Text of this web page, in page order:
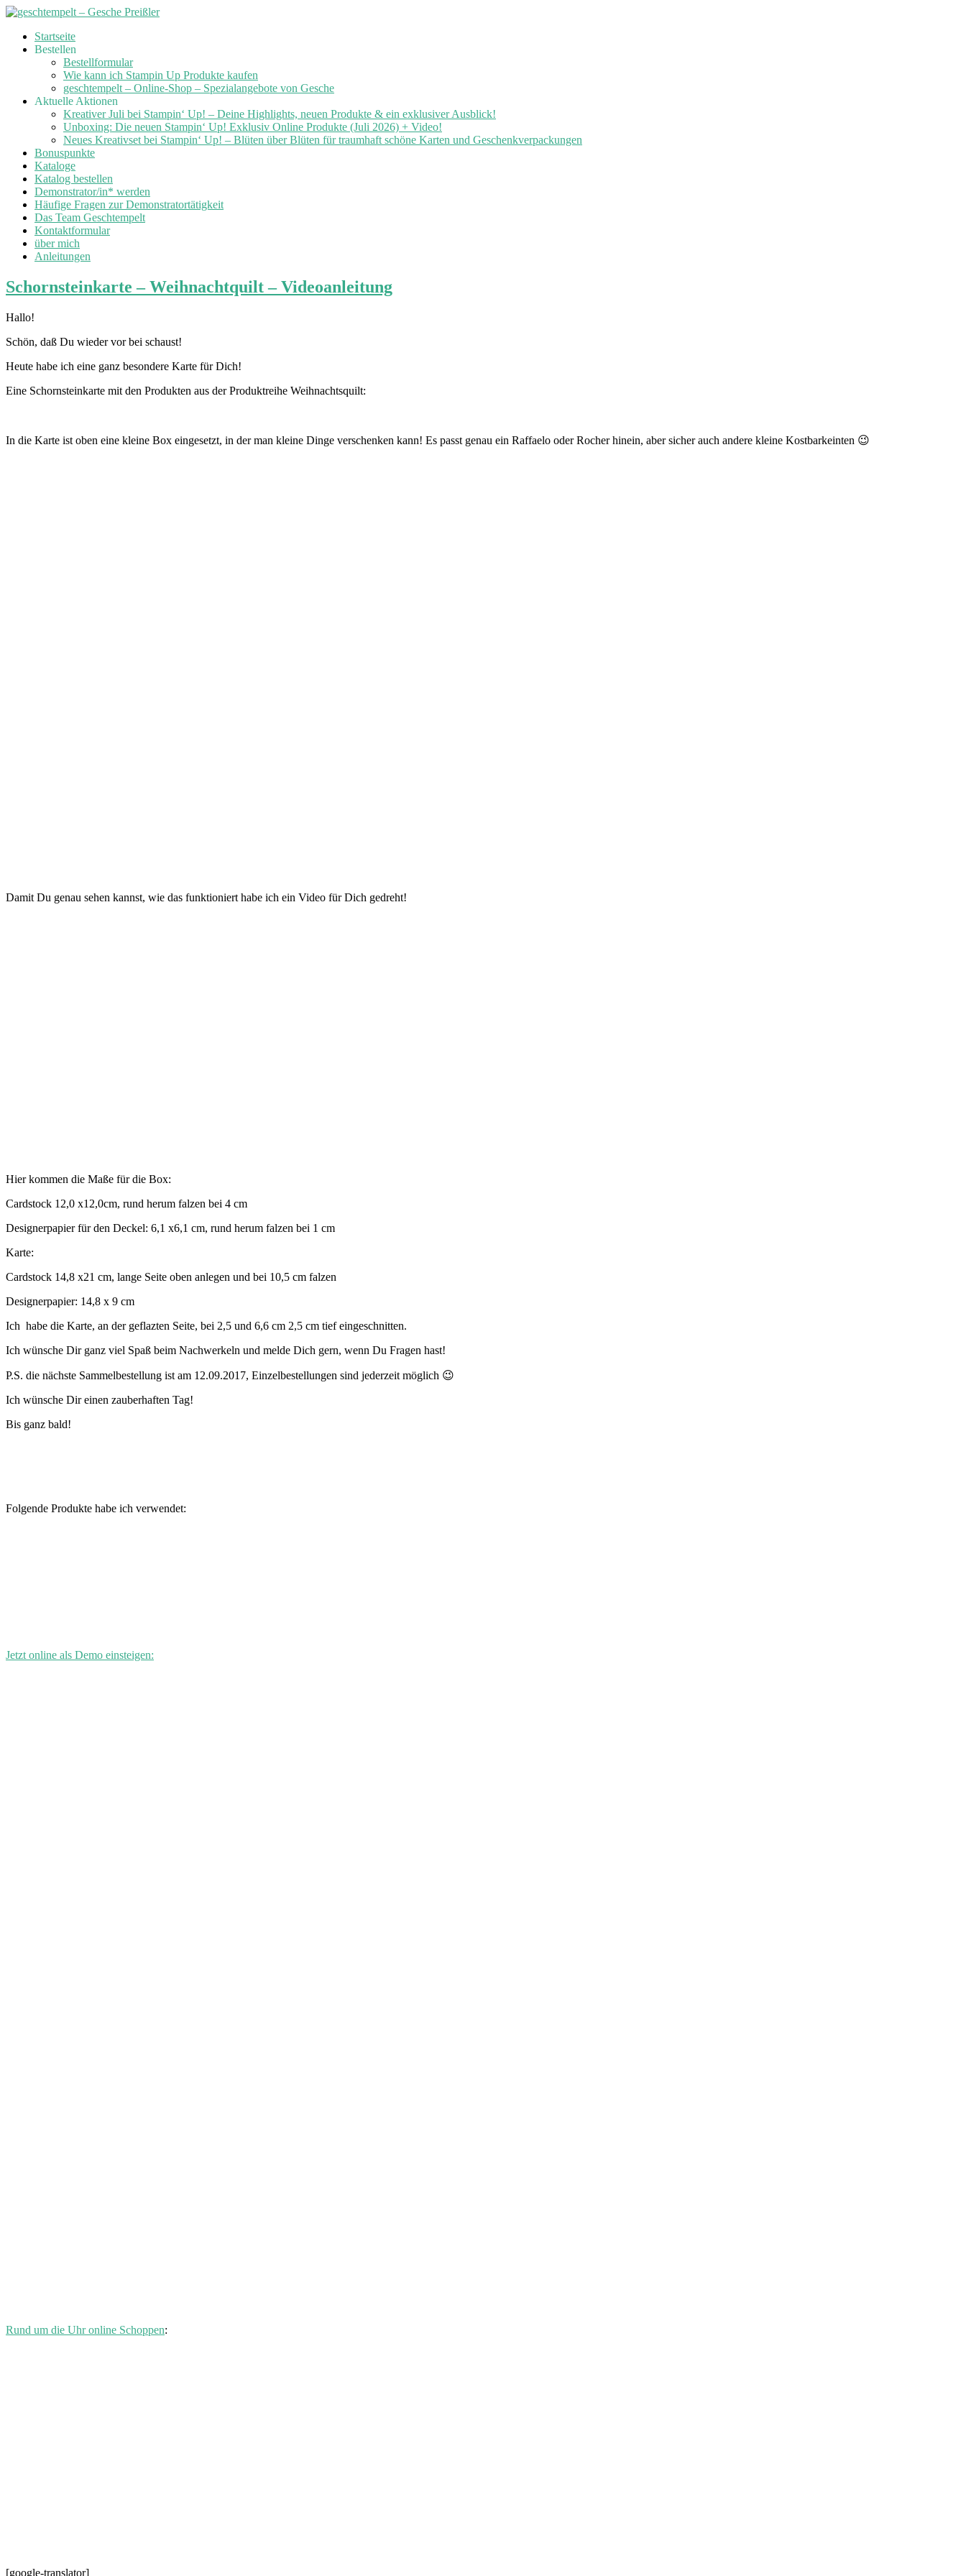
Skip
Startseite
Bestellen
Bestellformular
Wie kann ich Stampin Up Produkte kaufen
geschtempelt – Online-Shop – Spezialangebote von Gesche
Aktuelle Aktionen
Kreativer Juli bei Stampin‘ Up! – Deine Highlights, neuen Produkte & ein exklusiver Ausblick!
Unboxing: Die neuen Stampin‘ Up! Exklusiv Online Produkte (Juli 2026) + Video!
Neues Kreativset bei Stampin‘ Up! – Blüten über Blüten für traumhaft schöne Karten und Geschenkverpackungen
Bonuspunkte
Kataloge
Katalog bestellen
Demonstrator/in* werden
Häufige Fragen zur Demonstratortätigkeit
Das Team Geschtempelt
Kontaktformular
über mich
Anleitungen
Schornsteinkarte – Weihnachtquilt – Videoanleitung
Hallo!
Schön, daß Du wieder vor bei schaust!
Heute habe ich eine ganz besondere Karte für Dich!
Eine Schornsteinkarte mit den Produkten aus der Produktreihe Weihnachtsquilt:
In die Karte ist oben eine kleine Box eingesetzt, in der man kleine Dinge verschenken kann! Es passt genau ein Raffaelo oder Rocher hinein, aber sicher auch andere kleine Kostbarkeinten 😉
Damit Du genau sehen kannst, wie das funktioniert habe ich ein Video für Dich gedreht!
Hier kommen die Maße für die Box:
Cardstock 12,0 x12,0cm, rund herum falzen bei 4 cm
Designerpapier für den Deckel: 6,1 x6,1 cm, rund herum falzen bei 1 cm
Karte:
Cardstock 14,8 x21 cm, lange Seite oben anlegen und bei 10,5 cm falzen
Designerpapier: 14,8 x 9 cm
Ich habe die Karte, an der geflazten Seite, bei 2,5 und 6,6 cm 2,5 cm tief eingeschnitten.
Ich wünsche Dir ganz viel Spaß beim Nachwerkeln und melde Dich gern, wenn Du Fragen hast!
P.S. die nächste Sammelbestellung ist am 12.09.2017, Einzelbestellungen sind jederzeit möglich 😉
Ich wünsche Dir einen zauberhaften Tag!
Bis ganz bald!
Folgende Produkte habe ich verwendet:
Jetzt online als Demo einsteigen:
Rund um die Uhr online Schoppen:
[google-translator]